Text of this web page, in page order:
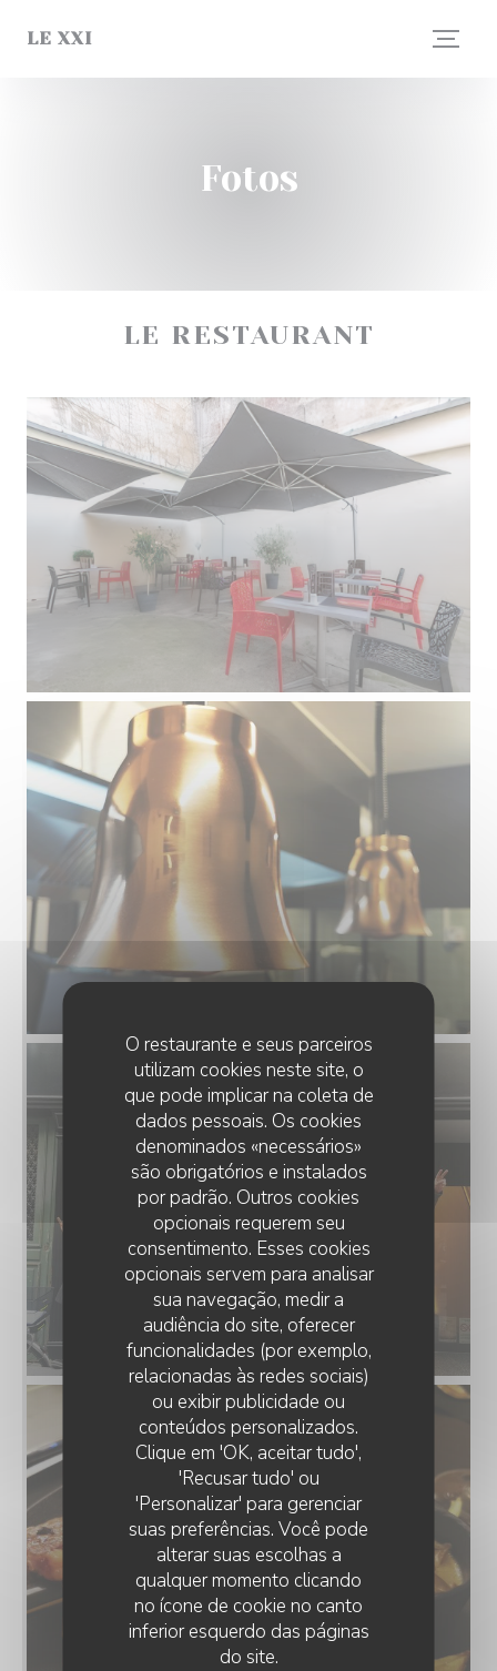
O restaurante e seus parceiros
utilizam cookies neste site, o
que pode implicar na coleta de
dados pessoais. Os cookies
denominados «necessários»
são obrigatórios e instalados
por padrão. Outros cookies
opcionais requerem seu
consentimento. Esses cookies
opcionais servem para analisar
sua navegação, medir a
audiência do site, oferecer
funcionalidades (por exemplo,
relacionadas às redes sociais)
ou exibir publicidade ou
conteúdos personalizados.
Clique em 'OK, aceitar tudo',
'Recusar tudo' ou
'Personalizar' para gerenciar
suas preferências. Você pode
alterar suas escolhas a
qualquer momento clicando
no ícone de cookie no canto
inferior esquerdo das páginas
do site.
LE XXI
Fotos
LE RESTAURANT
LE XXI